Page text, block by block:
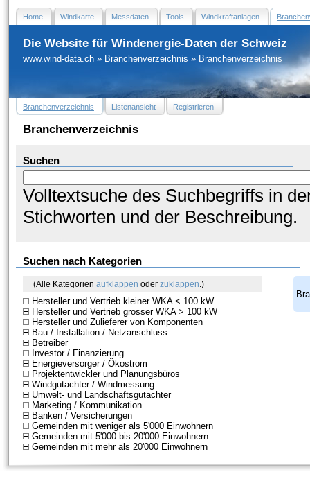
Home Windkarte Messdaten Tools Windkraftanlagen
Die Website für Windenergie-Daten der Schweiz
www.wind-data.ch » Branchenverzeichnis » Branchenverzeichnis
Branchenverzeichnis Listenansicht Registrieren
Branchenverzeichnis
Suchen
Volltextsuche des Suchbegriffs in
Stichworten und der Beschreibung.
Suchen nach Kategorien
(Alle Kategorien aufklappen oder zuklappen.)
Hersteller und Vertrieb kleiner WKA < 100 kW
Hersteller und Vertrieb grosser WKA > 100 kW
Hersteller und Zulieferer von Komponenten
Bau / Installation / Netzanschluss
Betreiber
Investor / Finanzierung
Energieversorger / Ökostrom
Projektentwickler und Planungsbüros
Windgutachter / Windmessung
Umwelt- und Landschaftsgutachter
Marketing / Kommunikation
Banken / Versicherungen
Gemeinden mit weniger als 5'000 Einwohnern
Gemeinden mit 5'000 bis 20'000 Einwohnern
Gemeinden mit mehr als 20'000 Einwohnern